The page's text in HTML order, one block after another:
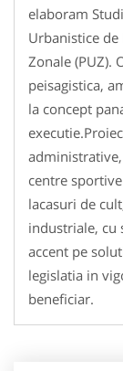
elaboram
Urbanistice
Zonale (PUZ).
peisagistica,
la concept
centre
lacasuri de
industriale, cu
accent pe
legislatia in
beneficiar.